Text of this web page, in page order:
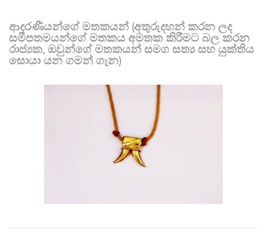
ආදරණීයන්ගේ මතකයන් (අතුරුදහන් කරන ලද
සමීපතමයන්ගේ මතකය අමතක කිරීමට බල කරන
රාජ්‍යක, ඔවුන්ගේ මතකයන් සමග සත්‍ය සහ යුක්තිය
සොයා යන ගමන් ගැන)